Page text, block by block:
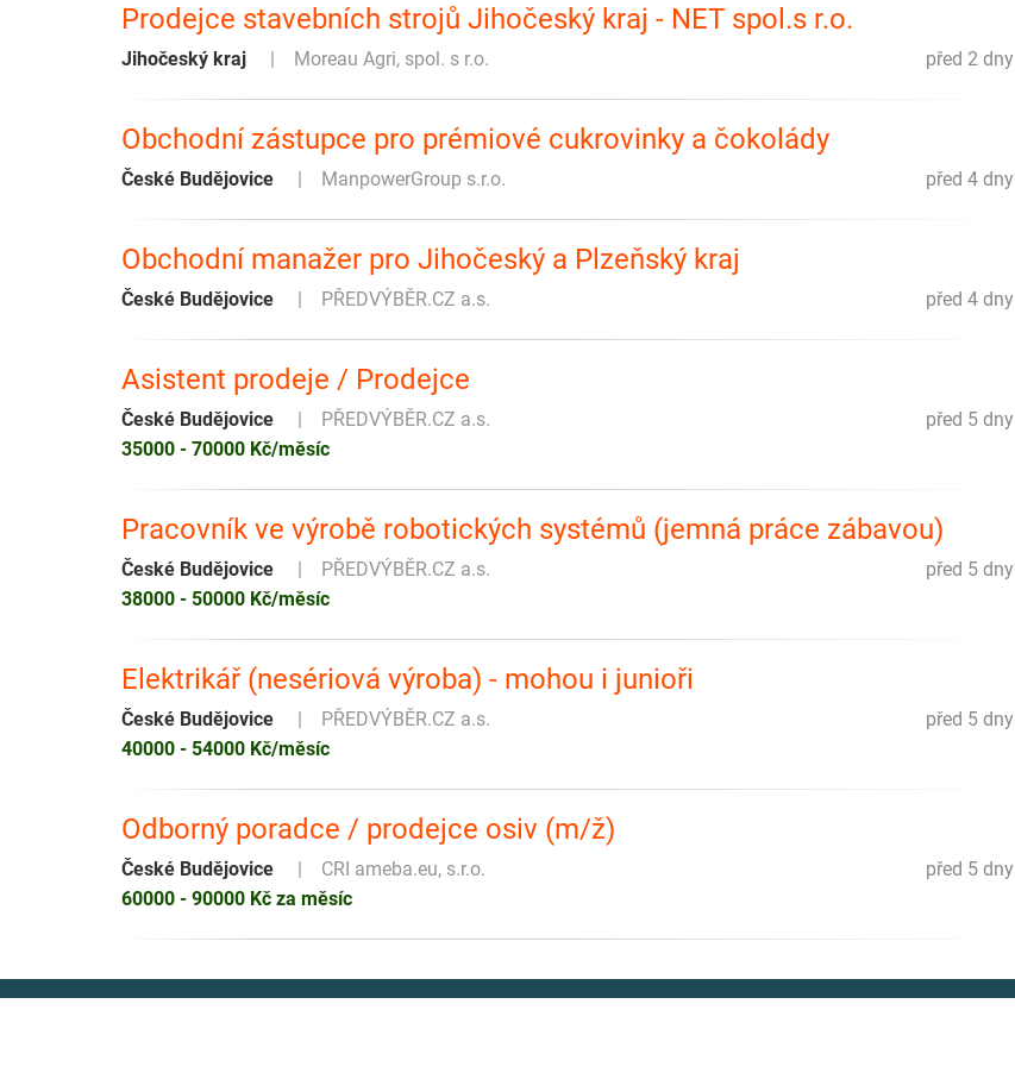
Prodejce stavebních strojů Jihočeský kraj - NET spol.s r.o.
před 2 dny
Jihočeský kraj Moreau Agri, spol. s r.o.
Obchodní zástupce pro prémiové cukrovinky a čokolády
před 4 dny
České Budějovice ManpowerGroup s.r.o.
Obchodní manažer pro Jihočeský a Plzeňský kraj
před 4 dny
České Budějovice PŘEDVÝBĚR.CZ a.s.
Asistent prodeje / Prodejce
před 5 dny
České Budějovice
PŘEDVÝBĚR.CZ a.s.
35000 - 70000 Kč/měsíc
Pracovník ve výrobě robotických systémů (jemná práce zábavou)
před 5 dny
České Budějovice
PŘEDVÝBĚR.CZ a.s.
38000 - 50000 Kč/měsíc
Elektrikář (nesériová výroba) - mohou i junioři
před 5 dny
České Budějovice
PŘEDVÝBĚR.CZ a.s.
40000 - 54000 Kč/měsíc
Odborný poradce / prodejce osiv (m/ž)
před 5 dny
České Budějovice
CRI ameba.eu, s.r.o.
60000 - 90000 Kč za měsíc